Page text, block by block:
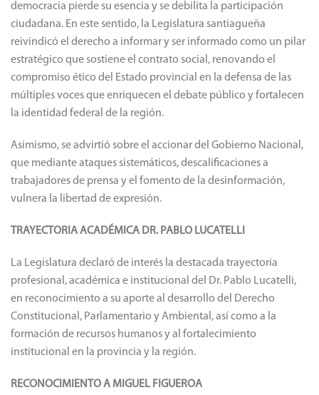
democracia pierde su esencia y se debilita la participación
ciudadana. En este sentido, la Legislatura santiagueña
reivindicó el derecho a informar y ser informado como un pilar
estratégico que sostiene el contrato social, renovando el
compromiso ético del Estado provincial en la defensa de las
múltiples voces que enriquecen el debate público y fortalecen
la identidad federal de la región.
Asimismo, se advirtió sobre el accionar del Gobierno Nacional,
que mediante ataques sistemáticos, descalificaciones a
trabajadores de prensa y el fomento de la desinformación,
vulnera la libertad de expresión.
TRAYECTORIA ACADÉMICA DR. PABLO LUCATELLI
La Legislatura declaró de interés la destacada trayectoria
profesional, académica e institucional del Dr. Pablo Lucatelli,
en reconocimiento a su aporte al desarrollo del Derecho
Constitucional, Parlamentario y Ambiental, así como a la
formación de recursos humanos y al fortalecimiento
institucional en la provincia y la región.
RECONOCIMIENTO A MIGUEL FIGUEROA